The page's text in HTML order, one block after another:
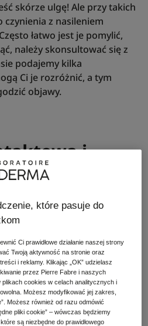
skórze ulgę! Ale przy takich
czynienia z nasileniem
łatwo jest je pomylić,
należy skonsultować się z
podajemy kilka
Ci je rozróżnić, a tym
objawy.
i
są do siebie
Jak więc można je
kontaktowy, widoczne
plamy z małymi
Jeśli jest to łuszczyca,
odgraniczone, grube
płatkami na powierzchni
które pasuje do
Ci prawidłowe działanie naszej strony
Twoją aktywność na stronie oraz
i reklamy. Klikając „OK” udzielasz
przez Pierre Fabre i naszych
cookies w celach analitycznych i
Możesz modyfikować jej zakres,
Możesz również od razu odmówić
pliki cookie” – wówczas będziemy
są niezbędne do prawidłowego